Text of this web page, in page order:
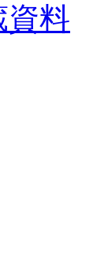
資料